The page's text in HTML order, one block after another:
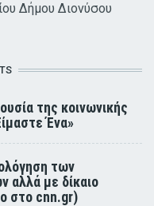
Δήμου Διονύσου
της κοινωνικής
Ένα»
των
αλλά με δίκαιο
στο cnn.gr)